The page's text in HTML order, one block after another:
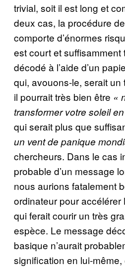
trivial, soit il est long et
deux cas, la procédure
comporte d’énormes
est court et suffisamment
décodé à l’aide d’un
qui, avouons-le, serait un
il pourrait très bien être «
transformer votre soleil
qui serait plus que
un vent de panique
chercheurs. Dans le cas
probable d’un message
nous aurions fatalement
ordinateur pour
qui ferait courir un très
espèce. Le message
basique n’aurait
signification en lui-